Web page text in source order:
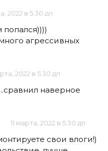
2022 в 5:30 дп
агрессивных
2022 в 5:30 дп
наверное
11 марта, 2022 в 5:30 дп
свои влоги!)